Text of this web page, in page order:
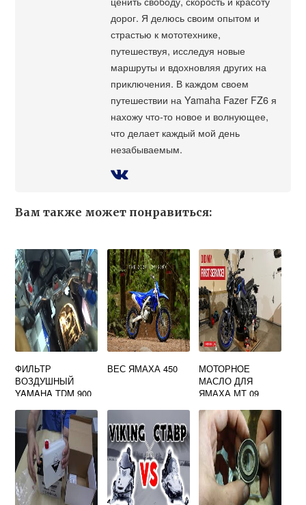
дорог. Я делюсь своим опытом и
страстью к мототехнике,
путешествуя, исследуя новые
маршруты и вдохновляя других на
приключения. В каждом своем
путешествии на Yamaha Fazer FZ6 я
нахожу что-то новое и волнующее,
что делает каждый мой день
незабываемым.
Вам также может понравиться:
ФИЛЬТР
ВОЗДУШНЫЙ
YAMAHA TDM 900
ВЕС ЯМАХА 450
МОТОРНОЕ
МАСЛО ДЛЯ
ЯМАХА МТ 09